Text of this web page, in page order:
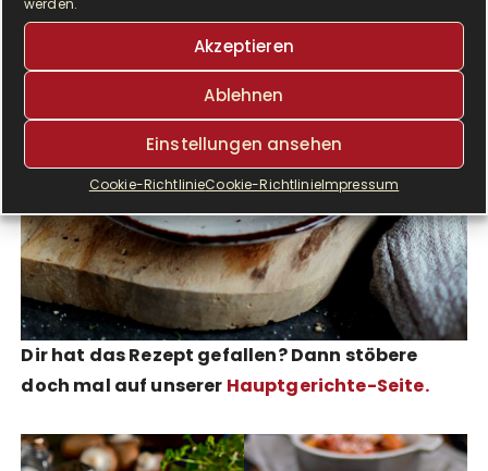
werden.
Akzeptieren
Ablehnen
Einstellungen ansehen
Cookie-RichtlinieCookie-RichtlinieImpressum
Dir hat das Rezept gefallen? Dann stöbere
doch mal auf unserer Hauptgerichte-Seite.